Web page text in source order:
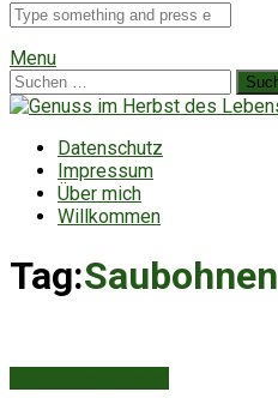
Suche
für
Menu
Suchen
nach:
Datenschutz
Impressum
Über mich
Willkommen
Tag:Saubohnen